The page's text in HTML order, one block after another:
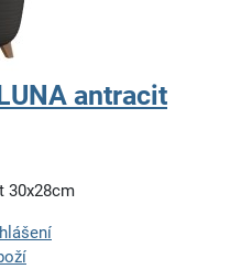
antracit
30x28cm